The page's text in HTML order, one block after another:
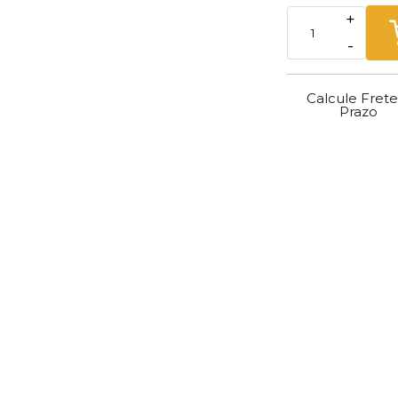
-
+
Calcule
Prazo